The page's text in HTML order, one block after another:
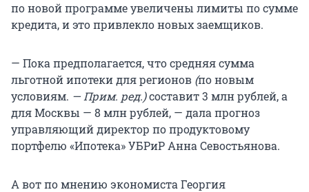
по новой программе увеличены лимиты по сумме
кредита, и это привлекло новых заемщиков.
— Пока предполагается, что средняя сумма
льготной ипотеки для регионов (по новым
условиям. — Прим. ред.)составит 3 млн рублей, а
для Москвы — 8 млн рублей, — дала прогноз
управляющий директор по продуктовому
портфелю «Ипотека» УБРиР Анна Севостьянова.
А вот по мнению экономиста Георгия